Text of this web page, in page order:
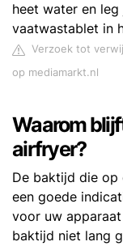
heet water en leg
vaatwastablet in
Verzoek tot
op mediamarkt.nl
Waarom
airfryer?
De baktijd die op
een goede
voor uw
baktijd niet lang